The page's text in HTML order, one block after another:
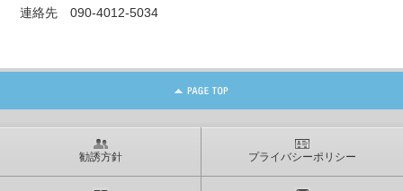
連絡先 090-4012-5034
勧誘方針 プライバシーポリシー